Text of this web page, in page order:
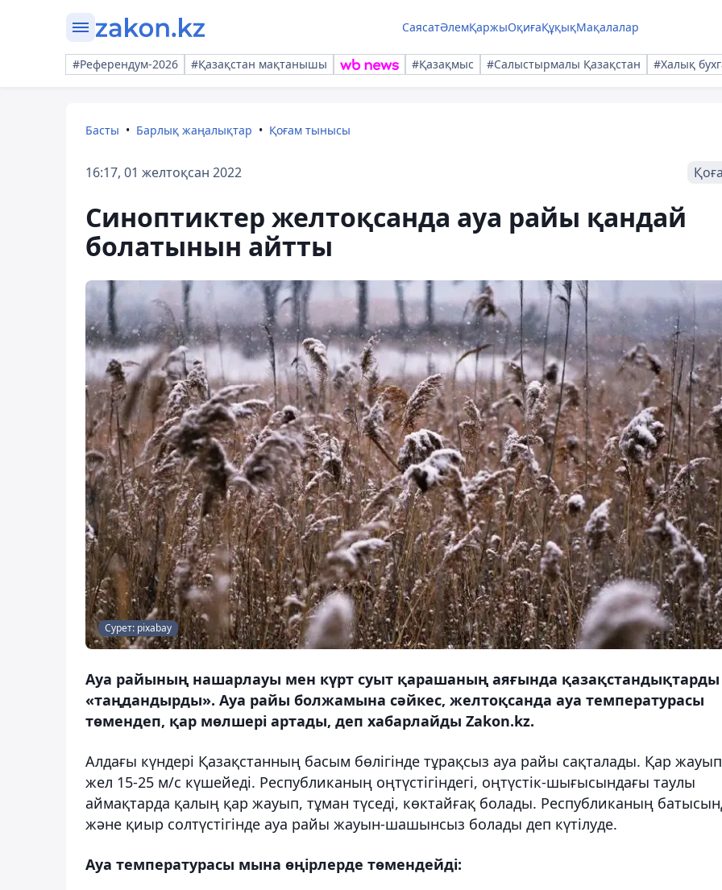
СаясатӘлемҚаржыОқиғаҚұқықМақалалар
#Референдум-2026 #Қазақстан мақтанышы #Қазақмыс #Салыстырмалы Қазақстан #Халық
Басты Барлық жаңалықтар Қоғам тынысы
16:17, 01 желтоқсан 2022
Синоптиктер желтоқсанда ауа райы қандай
болатынын айтты
Сурет: pixabay
Ауа райының нашарлауы мен күрт суыт қарашаның аяғында қазақстандықтарды
«таңдандырды». Ауа райы болжамына сәйкес, желтоқсанда ауа температурасы
төмендеп, қар мөлшері артады, деп хабарлайды Zakon.kz.
Алдағы күндері Қазақстанның басым бөлігінде тұрақсыз ауа райы сақталады. Қар
жел 15-25 м/с күшейеді. Республиканың оңтүстігіндегі, оңтүстік-шығысындағы таулы
аймақтарда қалың қар жауып, тұман түседі, көктайғақ болады. Республиканың
және қиыр солтүстігінде ауа райы жауын-шашынсыз болады деп күтілуде.
Ауа температурасы мына өңірлерде төмендейді: